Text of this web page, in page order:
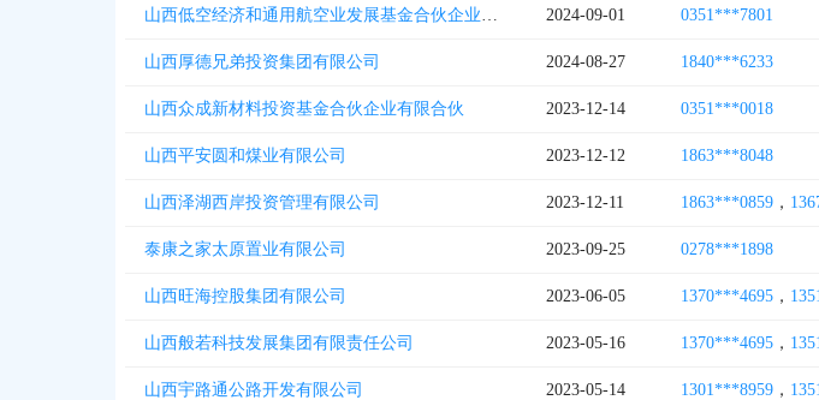
山西低空经济和通用航空业发展基金合伙企业有限合伙 2024-09-01 0351***7801
山西厚德兄弟投资集团有限公司 2024-08-27 1840***6233
山西众成新材料投资基金合伙企业有限合伙 2023-12-14 0351***0018
山西平安圆和煤业有限公司 2023-12-12 1863***8048
山西泽湖西岸投资管理有限公司 2023-12-11 1863***0859 ，
泰康之家太原置业有限公司 2023-09-25 0278***1898
山西旺海控股集团有限公司 2023-06-05 1370***4695 ，
山西般若科技发展集团有限责任公司 2023-05-16 1370***4695 ，
山西宇路通公路开发有限公司 2023-05-14 1301***8959 ，